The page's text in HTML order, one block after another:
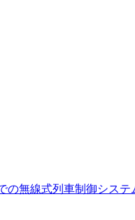
無線式列車制御シス